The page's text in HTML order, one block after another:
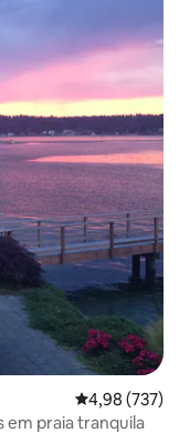
4,98 de uma
4,98 (737)
em praia tranquila